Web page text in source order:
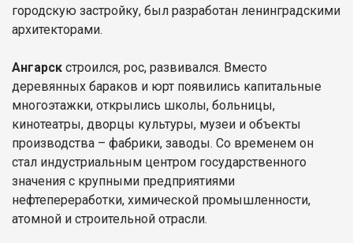
городскую застройку, был разработан ленинградскими
архитекторами.
Ангарск строился, рос, развивался. Вместо
деревянных бараков и юрт появились капитальные
многоэтажки, открылись школы, больницы,
кинотеатры, дворцы культуры, музеи и объекты
производства – фабрики, заводы. Со временем он
стал индустриальным центром государственного
значения с крупными предприятиями
нефтепереработки, химической промышленности,
атомной и строительной отрасли.